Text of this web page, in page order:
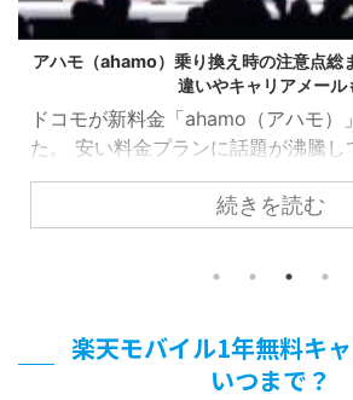
12/8
SIMとの
まし
、それ
るよう
サーリ
携帯会
【新料金プラン】楽天
う？デメ
楽天が更なる格安料金
20ギガで1,980円という
すが、1年無料キャンペ
か！？ 他社との比較や
とめて確認したいと思
右側のリミットファイ
玉プランだったのですが
続
楽天モバイル1年無料キ
いつまで？